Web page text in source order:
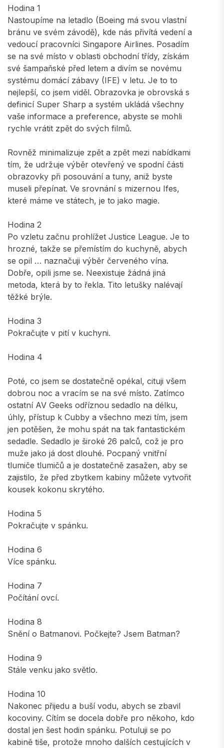
Hodina 1
Nastoupíme na letadlo (Boeing má svou vlastní
bránu ve svém závodě), kde nás přivítá vedení a
vedoucí pracovníci Singapore Airlines. Posadím
se na své místo v oblasti obchodní třídy, získám
své šampaňské před letem a divím se novému
systému domácí zábavy (IFE) v letu. Je to to
nejlepší, co jsem viděl. Obrazovka je obrovská s
definicí Super Sharp a systém ukládá všechny
vaše informace a preference, abyste se mohli
rychle vrátit zpět do svých filmů.
Rovněž minimalizuje zpět a zpět mezi nabídkami
tím, že udržuje výběr otevřený ve spodní části
obrazovky při posouvání a tuny, aniž byste
museli přepínat. Ve srovnání s mizernou Ifes,
které máme ve státech, je to jako magie.
Hodina 2
Po vzletu začnu prohlížet Justice League. Je to
hrozné, takže se přemístím do kuchyně, abych
se opil … naznačuji výběr červeného vína.
Dobře, opili jsme se. Neexistuje žádná jiná
metoda, která by to řekla. Tito letušky nalévají
těžké brýle.
Hodina 3
Pokračujte v pití v kuchyni.
Hodina 4
Poté, co jsem se dostatečně opékal, cituji všem
dobrou noc a vracím se na své místo. Zatímco
ostatní AV Geeks odříznou sedadlo na délku,
úhly, přístup k Cubby a všechno mezi tím, jsem
jen potěšen, že mohu spát na tak fantastickém
sedadle. Sedadlo je široké 26 palců, což je pro
muže jako já dost dlouhé. Pocpaný vnitřní
tlumiče tlumičů a je dostatečně zasažen, aby se
zajistilo, že před zbytkem kabiny můžete vytvořit
kousek kokonu skrytého.
Hodina 5
Pokračujte v spánku.
Hodina 6
Více spánku.
Hodina 7
Počítání ovcí.
Hodina 8
Snění o Batmanovi. Počkejte? Jsem Batman?
Hodina 9
Stále venku jako světlo.
Hodina 10
Nakonec přijedu a buší vodu, abych se zbavil
kocoviny. Cítím se docela dobře pro někoho, kdo
dostal jen šest hodin spánku. Potuluji se po
kabině tiše, protože mnoho dalších cestujících v